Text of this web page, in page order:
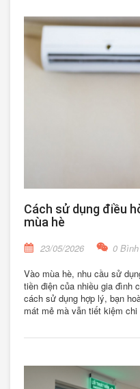
Cách sử dụng điều
mùa hè
23/05/2026 0
Vào mùa hè, nhu cầu sử
tiền điện của nhiều gia đình
cách sử dụng hợp lý, bạn
mát mẻ mà vẫn tiết kiệm